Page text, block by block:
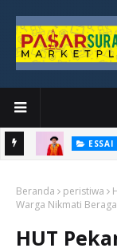
ESSAI
Tidak Berhenti
Beranda peristiwa
Warga Nikmati
HUT